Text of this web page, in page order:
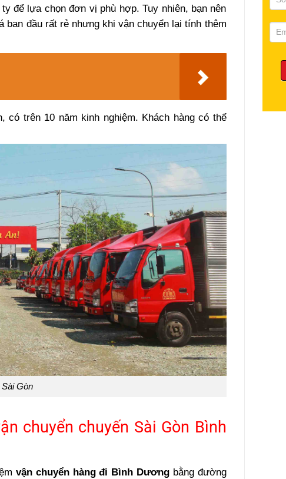
để lựa chọn đơn vị phù hợp. Tuy nhiên, bạn nên
đầu rất rẻ nhưng khi vận chuyển lại tính thêm
trên 10 năm kinh nghiệm. Khách hàng có thể
Gòn
chuyển chuyến Sài Gòn Bình
vận chuyển hàng đi Bình Dươngbằng đường